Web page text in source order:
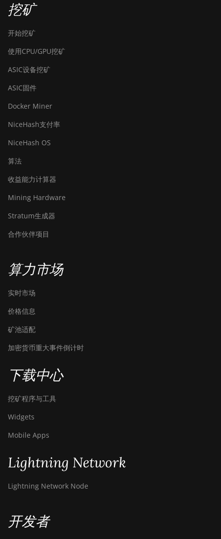
挖矿
开始挖矿
使用CPU/GPU挖矿
ASIC设备挖矿
ASIC固件
Docker Miner
NiceHash支付率
NiceHash OS
算法
收益能力计算器
Mining Hardware
Stratum生成器
合作伙伴项目
算力市场
实时市场
价格信息
矿池适配
加密货币重大事件倒计时
下载中心
挖矿程序与工具
Widgets
Mobile Apps
Lightning Network
Lightning Network Node
开发者